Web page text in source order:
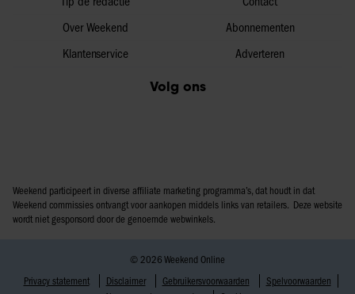
Over Weekend
Klantenservice
Abonnementen
Adverteren
Volg ons
Weekend participeert in diverse affiliate marketing programma’s, dat houdt in dat
Weekend commissies ontvangt voor aankopen middels links van retailers. Deze website
wordt niet gesponsord door de genoemde webwinkels.
© 2026 Weekend Online
Privacy statement
Disclaimer Gebruikersvoorwaarden
Spelvoorwaarden